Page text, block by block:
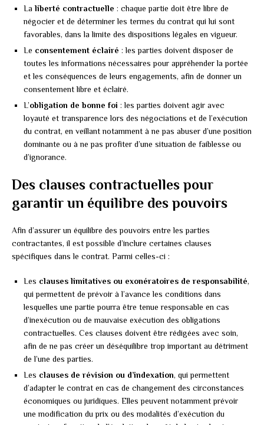
La liberté contractuelle : chaque partie doit être libre de
négocier et de déterminer les termes du contrat qui lui sont
favorables, dans la limite des dispositions légales en vigueur.
Le consentement éclairé : les parties doivent disposer de
toutes les informations nécessaires pour appréhender la portée
et les conséquences de leurs engagements, afin de donner un
consentement libre et éclairé.
L’obligation de bonne foi : les parties doivent agir avec
loyauté et transparence lors des négociations et de l’exécution
du contrat, en veillant notamment à ne pas abuser d’une position
dominante ou à ne pas profiter d’une situation de faiblesse ou
d’ignorance.
Des clauses contractuelles pour
garantir un équilibre des pouvoirs
Afin d’assurer un équilibre des pouvoirs entre les parties
contractantes, il est possible d’inclure certaines clauses
spécifiques dans le contrat. Parmi celles-ci :
Les clauses limitatives ou exonératoires de responsabilité,
qui permettent de prévoir à l’avance les conditions dans
lesquelles une partie pourra être tenue responsable en cas
d’inexécution ou de mauvaise exécution des obligations
contractuelles. Ces clauses doivent être rédigées avec soin,
afin de ne pas créer un déséquilibre trop important au détriment
de l’une des parties.
Les clauses de révision ou d’indexation, qui permettent
d’adapter le contrat en cas de changement des circonstances
économiques ou juridiques. Elles peuvent notamment prévoir
une modification du prix ou des modalités d’exécution du